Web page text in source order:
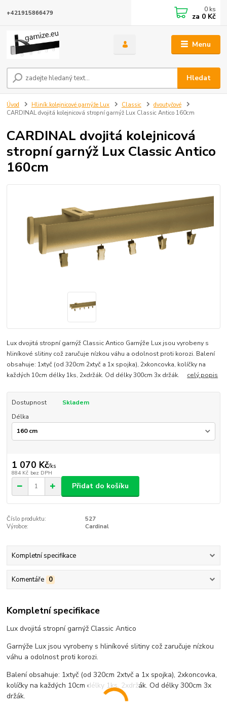
Menu
Hledat
+421915866479 0 ks
za 0 Kč
Úvod Hliník.kolejnicové garnýže Lux Classic
dvoutyčové
CARDINAL dvojitá kolejnicová stropní garnýž Lux Classic Antico 160cm
CARDINAL dvojitá kolejnicová
stropní garnýž Lux Classic Antico
160cm
Lux dvojitá stropní garnýž Classic Antico Garnýže Lux jsou vyrobeny s
hliníkové slitiny což zaručuje nízkou váhu a odolnost proti korozi. Balení
obsahuje: 1xtyč (od 320cm 2xtyč a 1x spojka), 2xkoncovka, kolíčky na
každých 10cm délky 1ks, 2xdržák. Od délky 300cm 3x držák. celý popis
Dostupnost
Skladem
Délka
1 070 Kč/ks
884 Kč bez DPH
Přidat do košíku
Číslo produktu:
527
Výrobce:
Cardinal
Kompletní specifikace
Komentáře 0
Kompletní specifikace
Lux dvojitá stropní garnýž Classic Antico
Garnýže Lux jsou vyrobeny s hliníkové slitiny což zaručuje nízkou
váhu a odolnost proti korozi.
Balení obsahuje: 1xtyč (od 320cm 2xtyč a 1x spojka), 2xkoncovka,
kolíčky na každých 10cm délky 1ks, 2xdržák. Od délky 300cm 3x
držák.